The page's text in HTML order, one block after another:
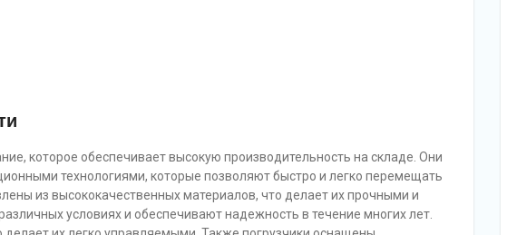
которое обеспечивает высокую производительность на складе. Они
технологиями, которые позволяют быстро и легко перемещать
из высококачественных материалов, что делает их прочными и
условиях и обеспечивают надежность в течение многих лет.